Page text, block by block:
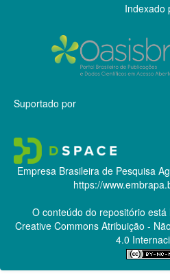
Indexado
Suportado por
Empresa Brasileira de Pesquisa
https://
O conteúdo do repositório
Creative CommonsAtribuição -
4.0